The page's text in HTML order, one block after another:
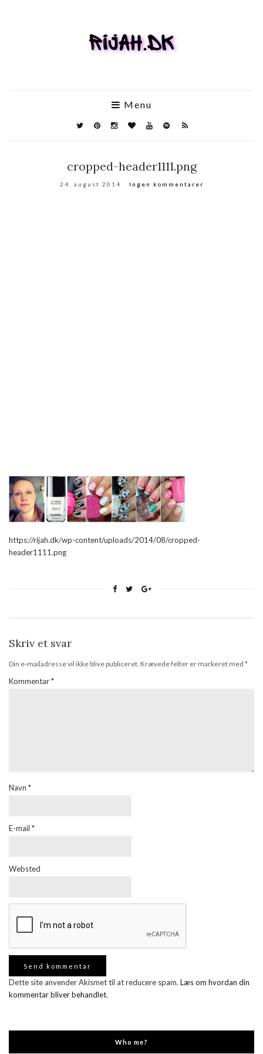
Menu
cropped-header1111.png
24. august 2014 Ingen kommentarer
https://rijah.dk/wp-content/uploads/2014/08/cropped-
header1111.png
Skriv et svar
Din e-mailadresse vil ikke blive publiceret. Krævede felter er markeret med *
Kommentar*
Navn *
E-mail *
Websted
Dette site anvender Akismet til at reducere spam. Læs om hvordan din
kommentar bliver behandlet.
Who me?